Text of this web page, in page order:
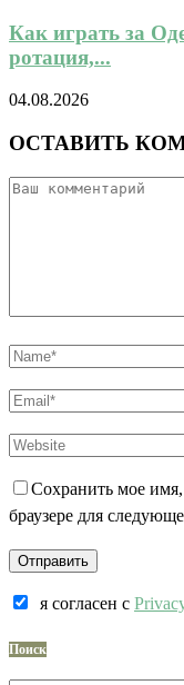
Как играть за
ротация,...
04.08.2026
ОСТАВИТЬ
Сохранить мое
браузере для
я согласен c
Поиск